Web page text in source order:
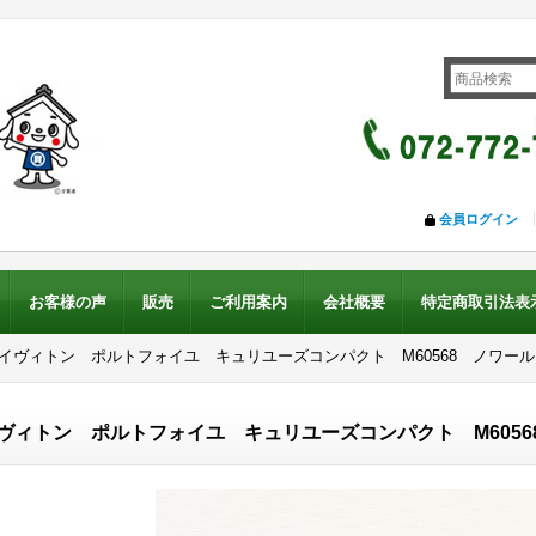
ヴィトン ポルトフォイユ キュリユーズコンパクト M60568 ノワール
会員ログイン
お客様の声 販売 ご利用案内 会社概要 特定商取引法表
ィトン ポルトフォイユ キュリユーズコンパクト